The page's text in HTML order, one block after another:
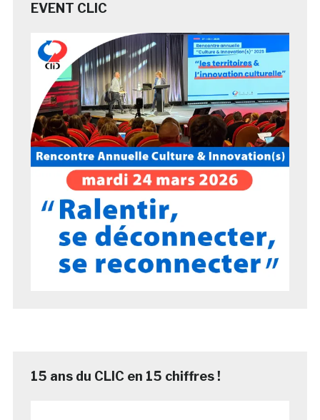
EVENT CLIC
15 ans du CLIC en 15 chiffres !